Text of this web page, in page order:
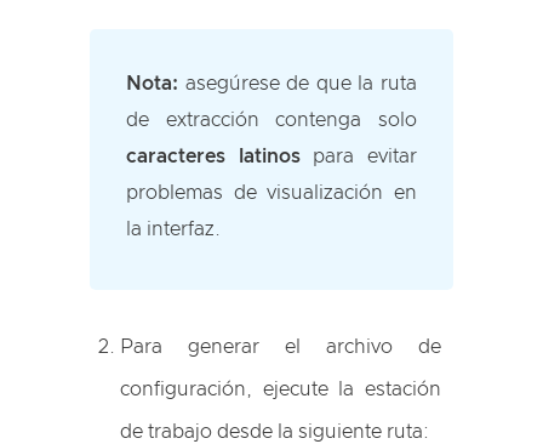
Nota: asegúrese de que la ruta
de extracción contenga solo
caracteres latinospara evitar
problemas de visualización en
la interfaz.
Para generar el archivo de
configuración, ejecute la estación
de trabajo desde la siguiente ruta: